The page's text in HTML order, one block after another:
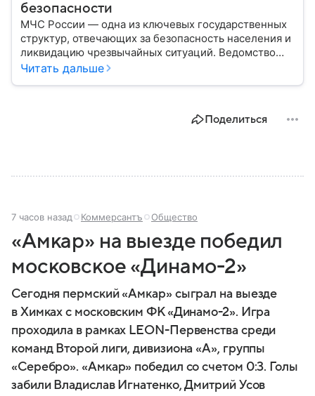
безопасности
МЧС России — одна из ключевых государственных
структур, отвечающих за безопасность населения и
ликвидацию чрезвычайных ситуаций. Ведомство
играет важную роль в защите граждан от
задачи выполняет и какую роль играет в
Читать дальше
Поделиться
7 часов назад Коммерсантъ Общество
«Амкар» на выезде победил
московское «Динамо-2»
Сегодня пермский «Амкар» сыграл на выезде
в Химках с московским ФК «Динамо-2». Игра
проходила в рамках LEON-Первенства среди
команд Второй лиги, дивизиона «А», группы
«Серебро». «Амкар» победил со счетом 0:3. Голы
забили Владислав Игнатенко, Дмитрий Усов